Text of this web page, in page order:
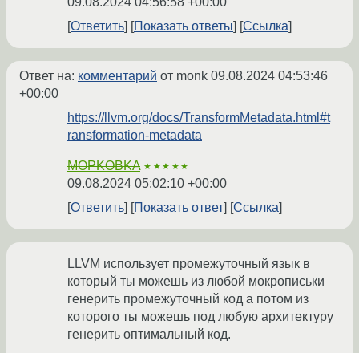
Ответить
Показать ответы Ссылка
Ответ на: комментарий от monk 09.08.2024 04:53:46
+00:00
https://llvm.org/docs/TransformMetadata.html#t
ransformation-metadata
MOPKOBKA ★★★★★
09.08.2024 05:02:10 +00:00
Ответить
Показать ответ Ссылка
LLVM использует промежуточный язык в
который ты можешь из любой мокрописьки
генерить промежуточный код а потом из
которого ты можешь под любую архитектуру
генерить оптимальный код.